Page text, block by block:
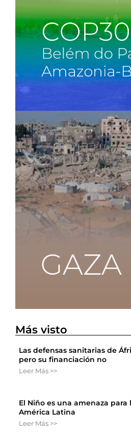
Más visto
Las defensas sanitarias de
pero su financiación no
Leer Más >>
El Niño es una amenaza
América Latina
Leer Más >>